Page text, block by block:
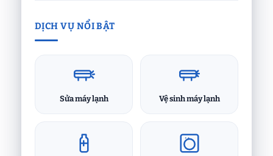
DỊCH VỤ NỔI BẬT
Sửa máy lạnh Vệ sinh máy lạnh